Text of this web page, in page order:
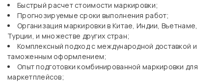
Быстрый расчет стоимости маркировки;
Прогнозируемые сроки выполнения работ;
Организация маркировки в Китае, Индии, Вьетнаме,
Турции, и множестве других стран;
Комплексный подход с международной доставкой и
таможенным оформлением;
Опыт подготовки комбинированной маркировки для
маркетплейсов;